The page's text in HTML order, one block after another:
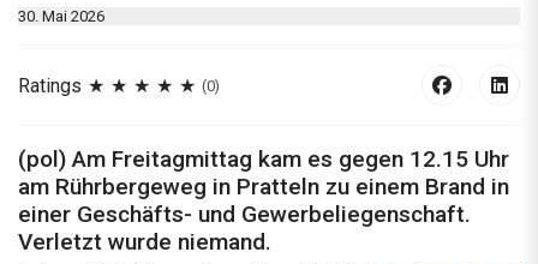
30. Mai 2026
Ratings (0)
(pol) Am Freitagmittag kam es gegen 12.15 Uhr
am Rührbergeweg in Pratteln zu einem Brand in
einer Geschäfts- und Gewerbeliegenschaft.
Verletzt wurde niemand.